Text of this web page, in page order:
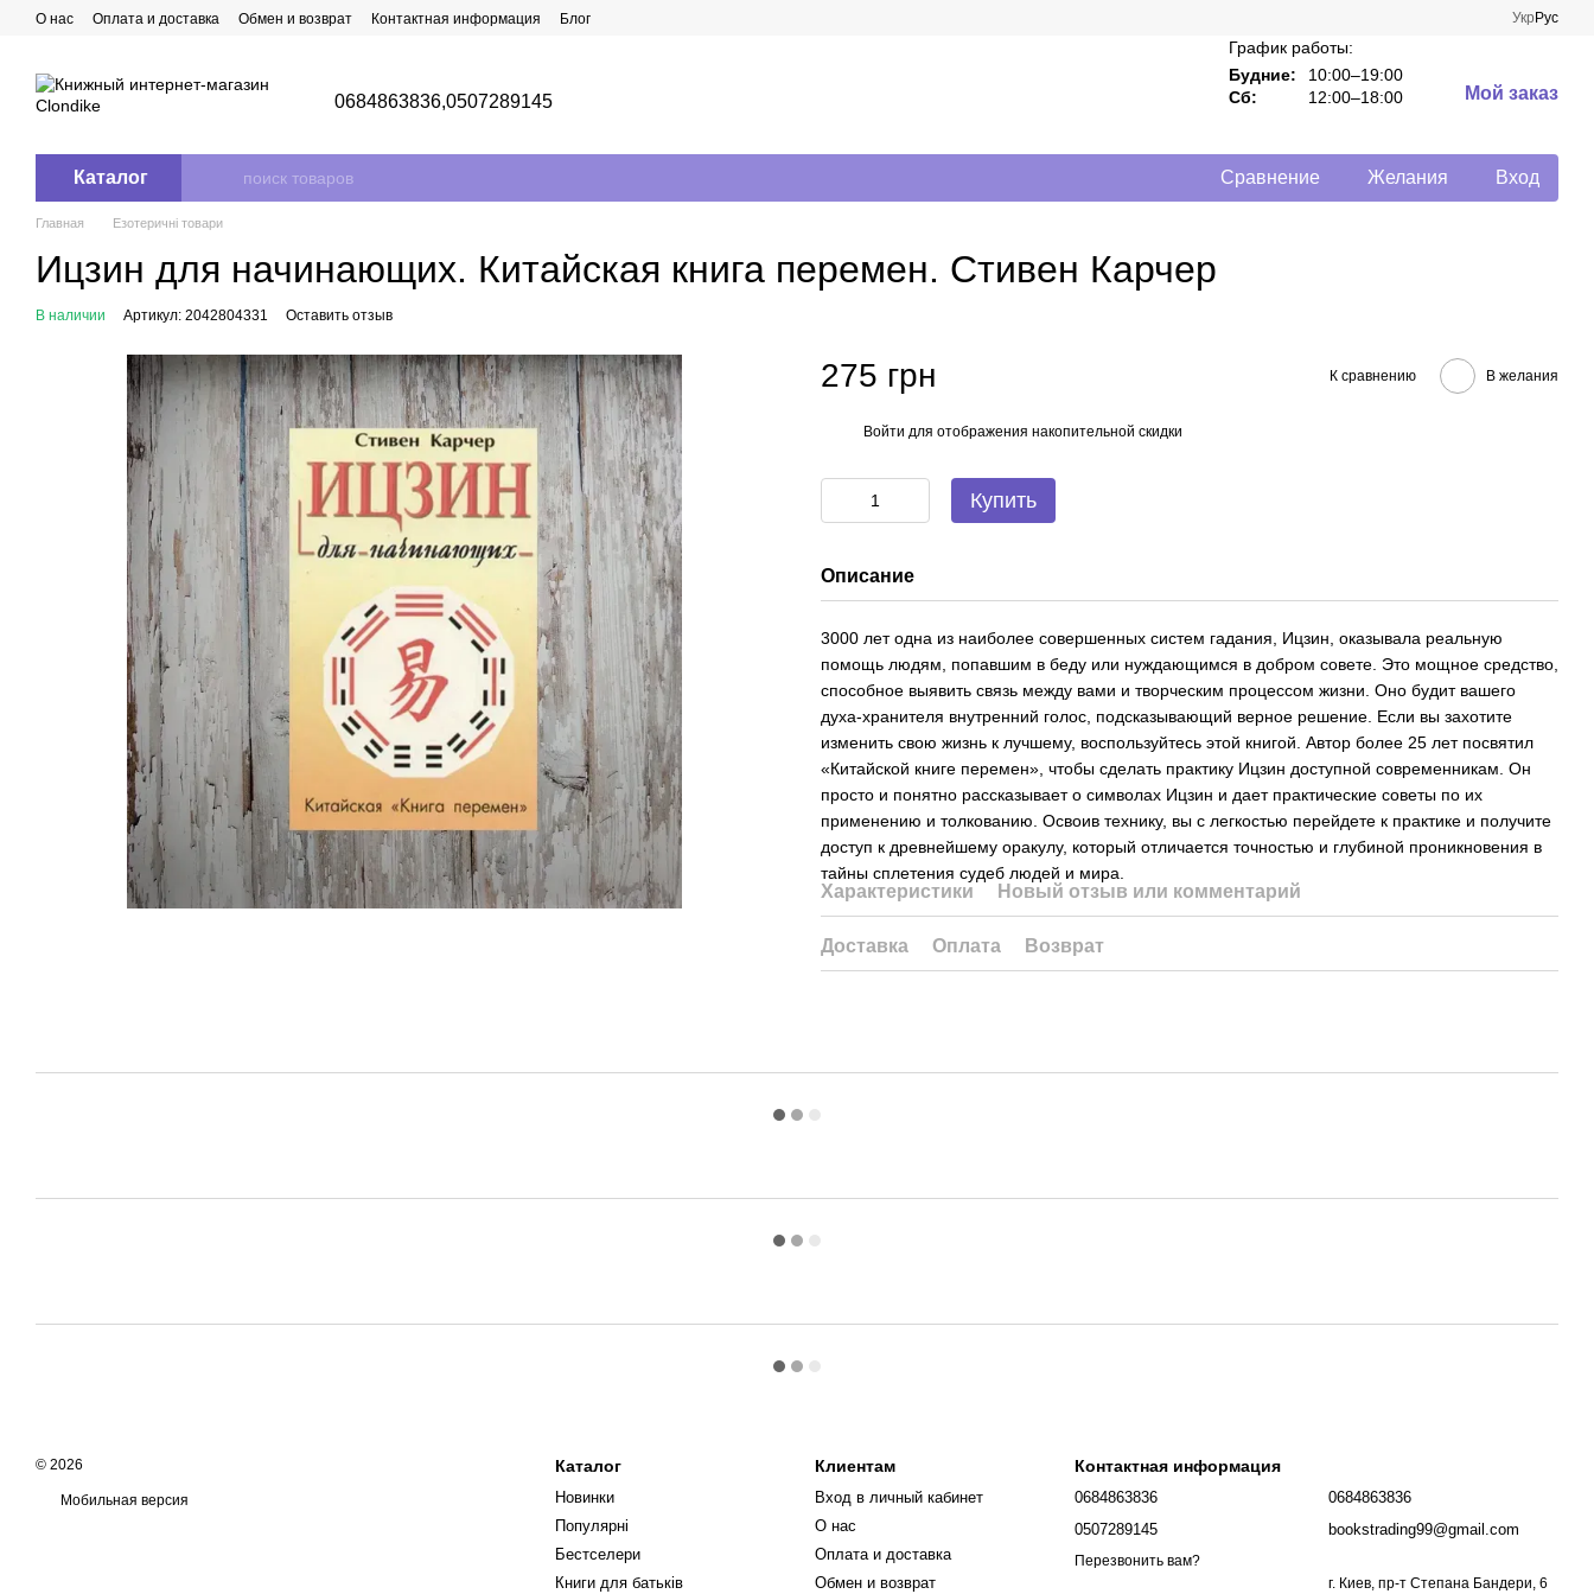
Перейти к основному контенту
О нас Оплата и доставка Обмен и возврат Контактная информация Блог Укр Рус
0684863836,0507289145
График работы:
Будние:
10:00–19:00
Сб:
12:00–18:00 Мой заказ
Каталог Сравнение Желания Вход
Главная Езотеричні товари
Ицзин для начинающих. Китайская книга перемен. Стивен Карчер
В наличии Артикул: 2042804331 Оставить отзыв
275 грн К сравнению В желания
Войти для отображения накопительной скидки
Купить
Описание
3000 лет одна из наиболее совершенных систем гадания, Ицзин, оказывала реальную
помощь людям, попавшим в беду или нуждающимся в добром совете. Это мощное средство,
способное выявить связь между вами и творческим процессом жизни. Оно будит вашего
духа-хранителя внутренний голос, подсказывающий верное решение. Если вы захотите
изменить свою жизнь к лучшему, воспользуйтесь этой книгой. Автор более 25 лет посвятил
«Китайской книге перемен», чтобы сделать практику Ицзин доступной современникам. Он
просто и понятно рассказывает о символах Ицзин и дает практические советы по их
применению и толкованию. Освоив технику, вы с легкостью перейдете к практике и получите
доступ к древнейшему оракулу, который отличается точностью и глубиной проникновения в
тайны сплетения судеб людей и мира.
Характеристики Новый отзыв или комментарий
Доставка Оплата Возврат
© 2026
Мобильная версия
Каталог
Новинки
Популярні
Бестселери
Книги для батьків
Клиентам
Вход в личный кабинет
О нас
Оплата и доставка
Обмен и возврат
Контактная информация
0684863836
0507289145
Перезвонить вам?
0684863836
bookstrading99@gmail.com
г. Киев, пр-т Степана Бандери, 6